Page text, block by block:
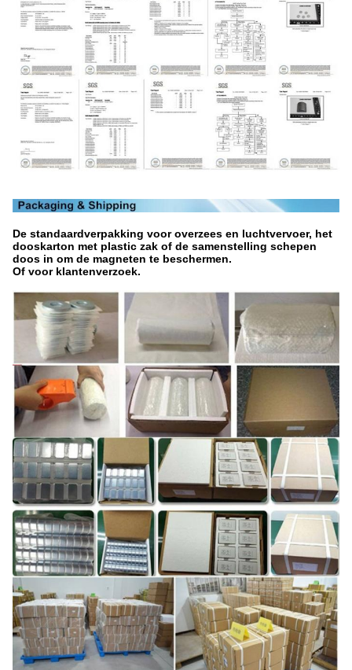
De standaardverpakking voor overzees en luchtvervoer, het
dooskarton met plastic zak of de samenstelling schepen
doos in om de magneten te beschermen.
Of voor klantenverzoek.